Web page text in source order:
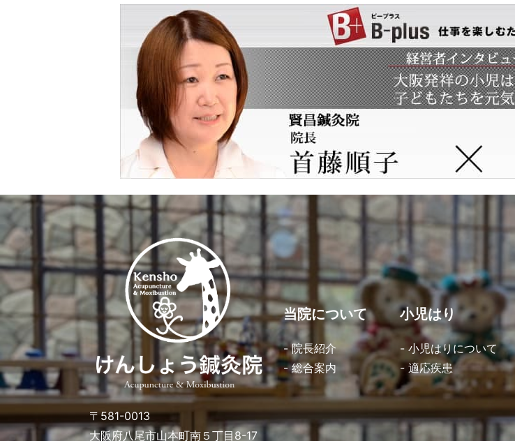
〒581-0013
大阪府八尾市山本町南５丁目8-17
当院について
- 院長紹介
- 総合案内
小児はり
- 小児はりについて
- 適応疾患